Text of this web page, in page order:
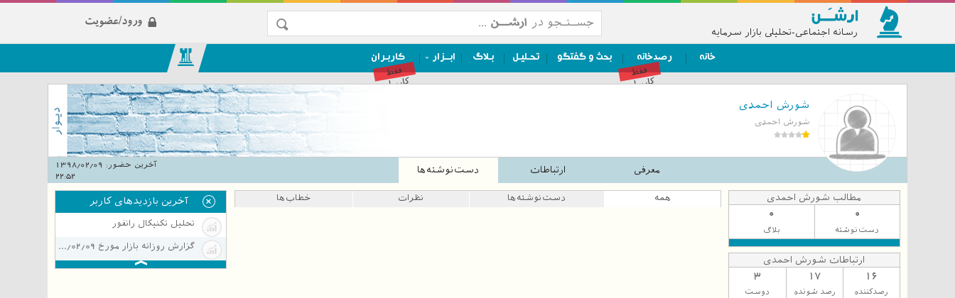
رسانه اجتماعی-تحلیلی بازار سرمایه
ورود/عضویت
خانه رصدخانه
فقط
کاربران
بحث و گفتگو تحـلیـل بـلاگ ابــزار کاربـران
فقط
کاربران
شورش احمدی
شورش احمدی
معرفی ارتباطات دست‌نوشته‌ها آخرین حضور:
22:52
مطالب شورش احمدی
0
دست‌نوشته
0
بلاگ
ارتباطات شورش احمدی
16
رصدکننده
17
رصد شونده
3
دوست
همه دست‌نوشته‌ها نظرات خطاب‌ها آخرین بازدیدهای کاربر
تحلیل تکنیکال رانفور
گزارش روزانه بازار مورخ 1398/02/09